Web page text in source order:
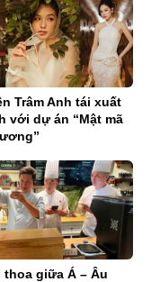
Trâm Anh tái xuất
với dự án “Mật mã
thoa giữa Á – Âu